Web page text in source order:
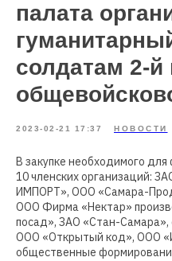
палата
солдатам 2-й
2023-02-21 17:37 НОВОСТИ
В закупке необходимого
10 членских организаций:
ИМПОРТ», ООО «Самара-
ООО Фирма «Нектар»
посад», ЗАО «Стан-
ООО «Открытый код», ООО
общественные